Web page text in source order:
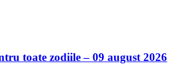
toate zodiile – 09 august 2026